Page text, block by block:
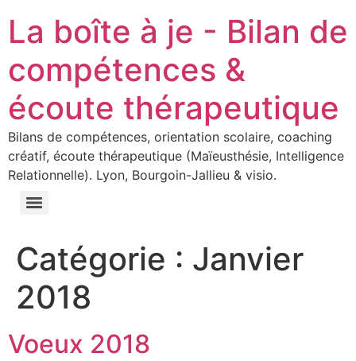
La boîte à je - Bilan de
compétences &
écoute thérapeutique
Bilans de compétences, orientation scolaire, coaching
créatif, écoute thérapeutique (Maïeusthésie, Intelligence
Relationnelle). Lyon, Bourgoin-Jallieu & visio.
Catégorie : Janvier
2018
Voeux 2018